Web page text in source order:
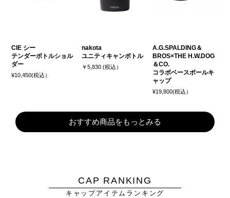
CIE シー
テンダーボトルショル
ダー
¥10,450(税込）
nakota
ユニティキャンボトル
￥5,830 (税込）
A.G.SPALDING＆
BROS×THE H.W.DOG
＆CO.
コラボベースボールキ
ャップ
¥19,800(税込）
おすすめ商品をもっとみる
CAP RANKING
キャップアイテムランキング